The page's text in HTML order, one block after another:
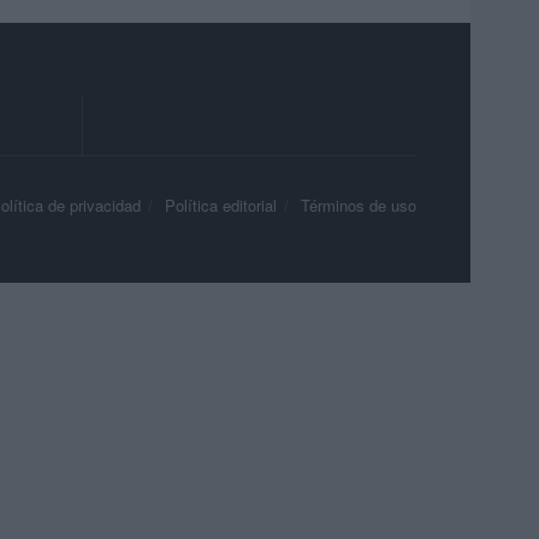
de privacidad Política editorial Términos de uso